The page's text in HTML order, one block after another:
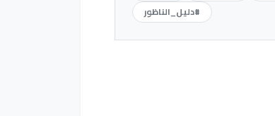
#دليل_الناظور